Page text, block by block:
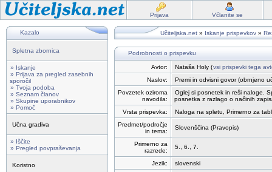
Prijava Včlanite se
Kazalo
Spletna zbornica
» Iskanje
» Prijava za pregled zasebnih
sporočil
» Tvoja podoba
» Seznam članov
» Skupine uporabnikov
» Pomoč
Učna gradiva
» Iščite
» Pregled povpraševanja
Koristno
Učiteljska.net » Iskanje prispevkov »
Podrobnosti o prispevku
Avtor: Nataša Holy (vsi prispevki tega
Naslov:
Premi in odvisni govor (obrnjeno
Povzetek oziroma
navodila:
Oglej si posnetek in reši naloge.
posnetka z razlago o načinih
Vrsta prispevka:
Naloga na spletu, Primerno za
Predmet/področje
in tema:
Slovenščina (Pravopis)
Primerno za
razrede:
5., 6., 7.
Jezik:
slovenski